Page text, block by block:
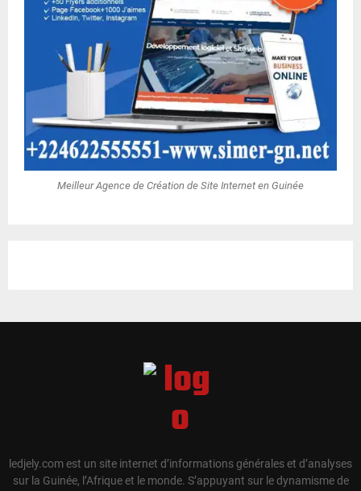
Meilleur Agence de Création de Site Internet en Guinée
ledjely.com est un site internet d’informations générales et d’analyses
sur la Guinée, l’Afrique et le monde. S’appuyant sur le dynamisme de